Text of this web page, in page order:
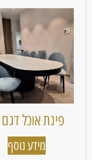
פינת אוכל דגם es
מידע נוסף